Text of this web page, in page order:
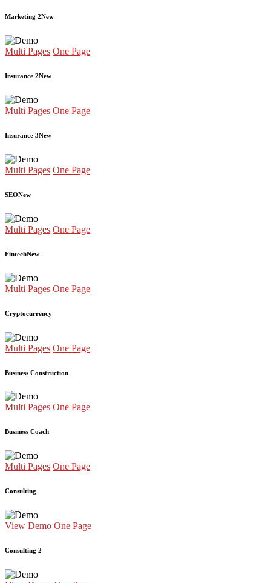
Marketing 2New
Multi Pages One Page
Insurance 2New
Multi Pages One Page
Insurance 3New
Multi Pages One Page
SEONew
Multi Pages One Page
FintechNew
Multi Pages One Page
Cryptocurrency
Multi Pages One Page
Business Construction
Multi Pages One Page
Business Coach
Multi Pages One Page
Consulting
View Demo One Page
Consulting 2